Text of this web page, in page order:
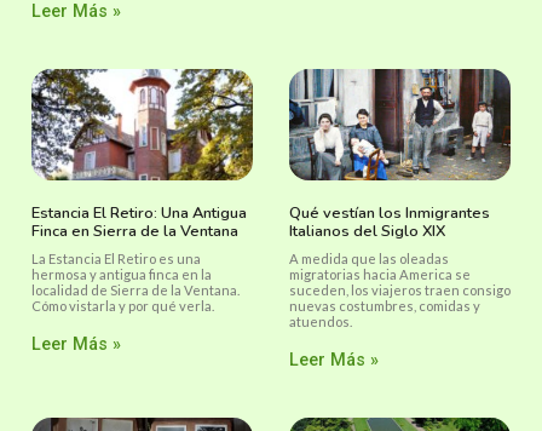
Leer Más »
Estancia El Retiro: Una Antigua
Finca en Sierra de la Ventana
La Estancia El Retiro es una
hermosa y antigua finca en la
localidad de Sierra de la Ventana.
Cómo vistarla y por qué verla.
Leer Más »
Qué vestían los Inmigrantes
Italianos del Siglo XIX
A medida que las oleadas
migratorias hacia America se
suceden, los viajeros traen consigo
nuevas costumbres, comidas y
atuendos.
Leer Más »